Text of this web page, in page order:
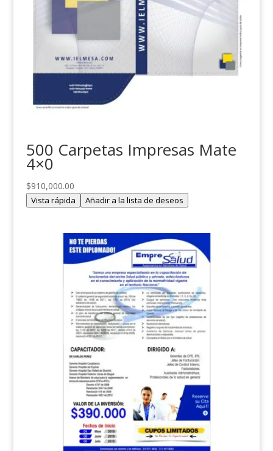
500 Carpetas Impresas Mate
4×0
$910,000.00
Vista rápida Añadir a la lista de deseos